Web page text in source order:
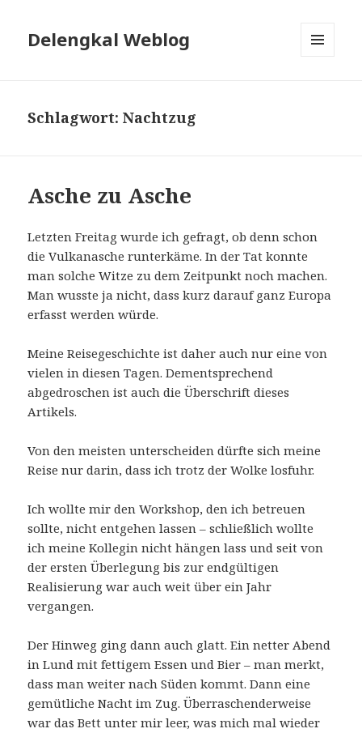
Delengkal Weblog
Schlagwort:Nachtzug
Asche zu Asche
Letzten Freitag wurde ich gefragt, ob denn schon
die Vulkanasche runterkäme. In der Tat konnte
man solche Witze zu dem Zeitpunkt noch machen.
Man wusste ja nicht, dass kurz darauf ganz Europa
erfasst werden würde.
Meine Reisegeschichte ist daher auch nur eine von
vielen in diesen Tagen. Dementsprechend
abgedroschen ist auch die Überschrift dieses
Artikels.
Von den meisten unterscheiden dürfte sich meine
Reise nur darin, dass ich trotz der Wolke losfuhr.
Ich wollte mir den Workshop, den ich betreuen
sollte, nicht entgehen lassen – schließlich wollte
ich meine Kollegin nicht hängen lass und seit von
der ersten Überlegung bis zur endgültigen
Realisierung war auch weit über ein Jahr
vergangen.
Der Hinweg ging dann auch glatt. Ein netter Abend
in Lund mit fettigem Essen und Bier – man merkt,
dass man weiter nach Süden kommt. Dann eine
gemütliche Nacht im Zug. Überraschenderweise
war das Bett unter mir leer, was mich mal wieder